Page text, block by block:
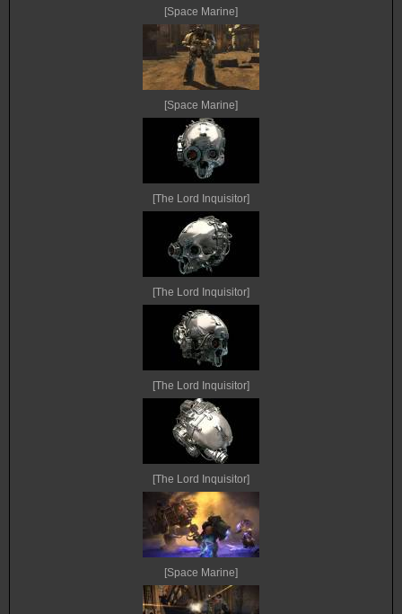
[Space Marine]
[Space Marine]
[The Lord Inquisitor]
[The Lord Inquisitor]
[The Lord Inquisitor]
[The Lord Inquisitor]
[Space Marine]